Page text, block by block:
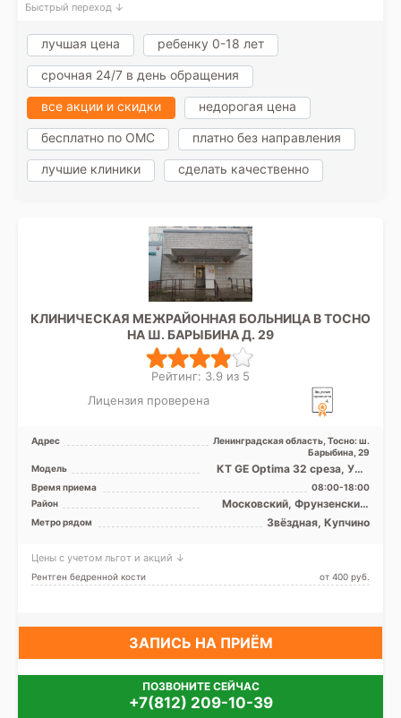
Быстрый переход ↓
лучшая цена ребенку 0-18 лет
срочная 24/7 в день обращения
все акции и скидки недорогая цена
бесплатно по ОМС платно без направления
лучшие клиники сделать качественно
КЛИНИЧЕСКАЯ МЕЖРАЙОННАЯ БОЛЬНИЦА В ТОСНО
НА Ш. БАРЫБИНА Д. 29
Рейтинг: 3.9 из 5
Лицензия проверена
Адрес
Ленинградская область, Тосно: ш.
Барыбина, 29
Модель
КТ GE Optima 32 среза, УЗИ
аппарат, Рентген аппарат
Время приема
08:00-18:00
Район
Московский, Фрунзенский,
Лен. область
Метро рядом Звёздная, Купчино
Цены с учетом льгот и акций ↓
Рентген бедренной кости от 400 pуб.
ЗАПИСЬ НА ПРИЁМ
ПОЗВОНИТЕ СЕЙЧАС
+7(812) 209-10-39